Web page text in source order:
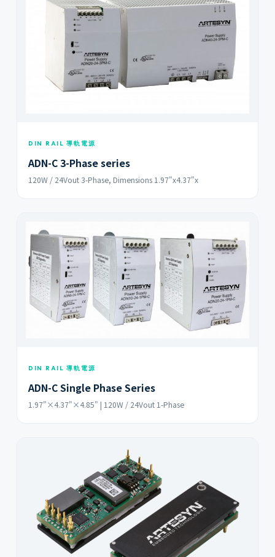
DIN RAIL 導軌電源
ADN-C 3-Phase series
120W / 24Vout 3-Phase, Dimensions 1.97"x4.37"x
DIN RAIL 導軌電源
ADN-C Single Phase Series
1.97"×4.37"×4.85" | 120W / 24Vout 1-Phase